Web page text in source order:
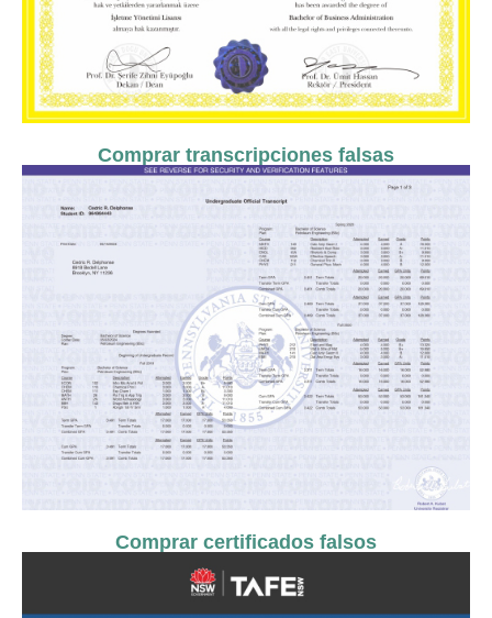
Comprar transcripciones falsas
Comprar certificados falsos